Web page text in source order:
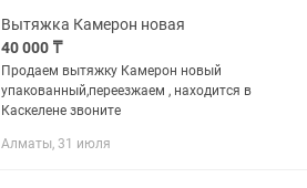
Вытяжка Камерон новая
40 000 ₸
Продаем вытяжку Камерон новый
упакованный,переезжаем , находится в
Каскелене звоните
Алматы, 31 июля